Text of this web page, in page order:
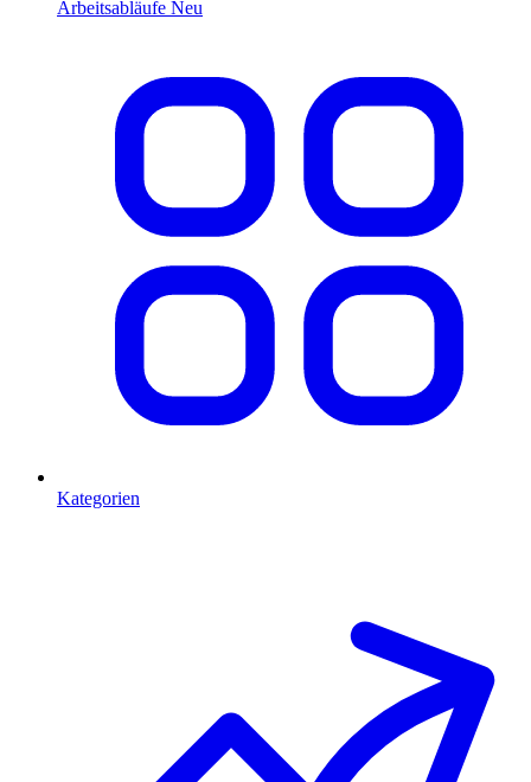
Arbeitsabläufe Neu
Kategorien